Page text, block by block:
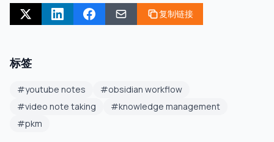
复制链接
标签
#youtube notes #obsidian workflow
#video note taking #knowledge management
#pkm